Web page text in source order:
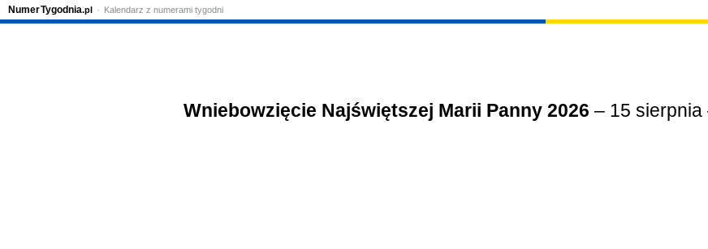
Wniebowzięcie Najświętszej Marii Panny 2026 – 15 sierpnia
NumerTygodnia.pl Kalendarz z numerami tygodni